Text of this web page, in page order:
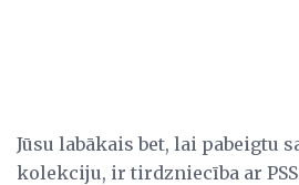
Jūsu labākais bet, lai pabeigtu
kolekciju, ir tirdzniecība ar